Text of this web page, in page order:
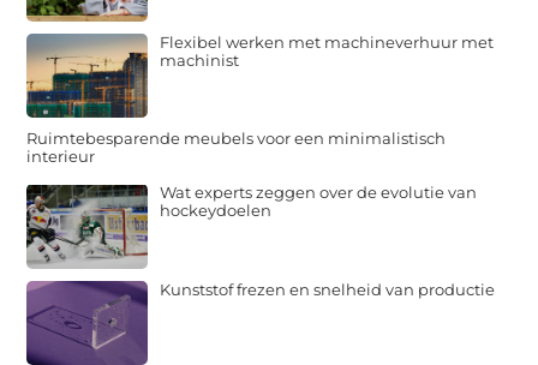
Flexibel werken met machineverhuur met
machinist
Ruimtebesparende meubels voor een minimalistisch
interieur
Wat experts zeggen over de evolutie van
hockeydoelen
Kunststof frezen en snelheid van productie